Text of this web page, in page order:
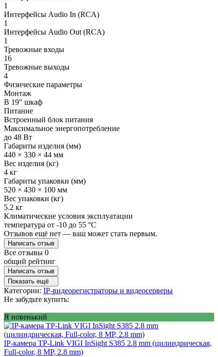
1
Интерфейсы Audio In (RCA)
1
Интерфейсы Audio Out (RCA)
1
Тревожные входы
16
Тревожные выходы
4
Физические параметры
Монтаж
В 19" шкаф
Питание
Встроенный блок питания
Максимальное энергопотребление
до 48 Вт
Габариты изделия (мм)
440 × 330 × 44 мм
Вес изделия (кг)
4 кг
Габариты упаковки (мм)
520 × 430 × 100 мм
Вес упаковки (кг)
5.2 кг
Климатические условия эксплуатации
температура от -10 до 55 °C
Отзывов ещё нет — ваш может стать первым.
Написать отзыв
Все отзывы 0
общий рейтинг
Написать отзыв
Показать ещё
Категории: IP-видеорегистраторы и видеосерверы
Не забудьте купить:
Я новенький
IP-камера TP-Link VIGI InSight S385 2.8 mm (цилиндрическая,
Full-color, 8 MP, 2.8 mm)